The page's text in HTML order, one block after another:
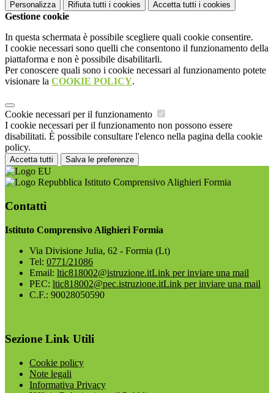
Personalizza Rifiuta tutti i cookies Accetta tutti i cookies
Gestione cookie
In questa schermata è possibile scegliere quali cookie consentire.
I cookie necessari sono quelli che consentono il funzionamento della
piattaforma e non è possibile disabilitarli.
Per conoscere quali sono i cookie necessari al funzionamento potete
visionare la COOKIE POLICY.
Cookie necessari per il funzionamento
I cookie necessari per il funzionamento non possono essere
disabilitati. È possibile consultare l'elenco nella pagina della cookie
policy.
Accetta tutti Salva le preferenze
Istituto Comprensivo Alighieri Formia
Contatti
Istituto Comprensivo Alighieri Formia
Via Divisione Julia, 62 - Formia (Lt)
Tel: 0771/21086
Email: ltic818002@istruzione.itLink per inviare una mail
PEC: ltic818002@pec.istruzione.itLink per inviare una mail
C.F.: 90028050590
Sezione Link Utili
Cookie policy
Note legali
Informativa Privacy